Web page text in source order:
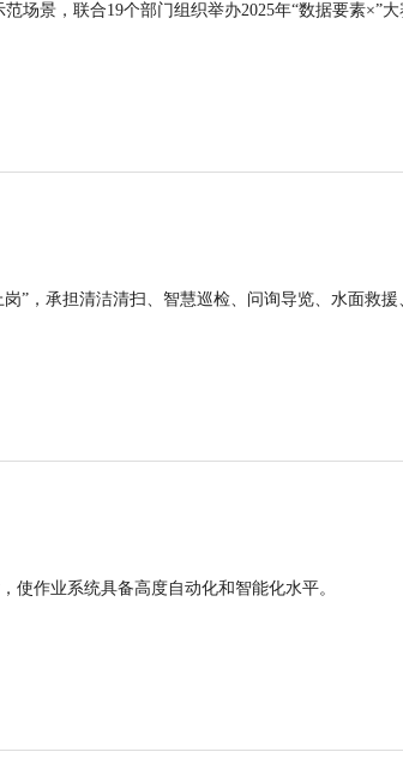
场景，联合19个部门组织举办2025年“数据要素×”大
”，承担清洁清扫、智慧巡检、问询导览、水面救援
使作业系统具备高度自动化和智能化水平。